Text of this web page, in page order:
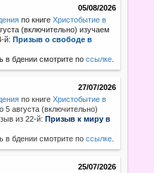
05/08/2026
по книгеХристобытие в
(включительно) изучаем
й:Призыв о свободе в
в бдении смотрите поссылке
27/07/2026
по книгеХристобытие в
5 августа (включительно)
из 22-й:Призыв к миру в
в бдении смотрите поссылке
25/07/2026